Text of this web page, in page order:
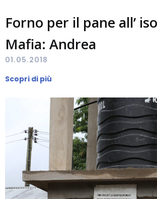
Forno per il pane all’
Mafia: Andrea
01.05.2018
Scopri di più